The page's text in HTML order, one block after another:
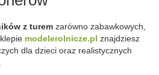
z turem zarówno zabawkowych,
modelerolnicze.pl znajdziesz
dla dzieci oraz realistycznych